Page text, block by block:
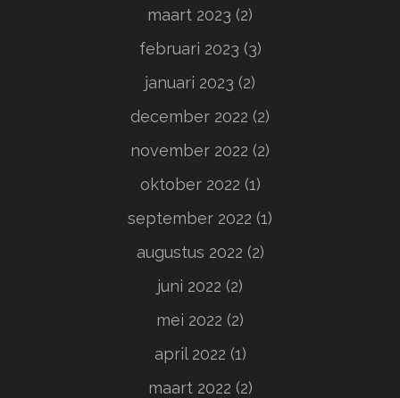
maart 2023 (2)
februari 2023 (3)
januari 2023 (2)
december 2022 (2)
november 2022 (2)
oktober 2022 (1)
september 2022 (1)
augustus 2022 (2)
juni 2022 (2)
mei 2022 (2)
april 2022 (1)
maart 2022 (2)